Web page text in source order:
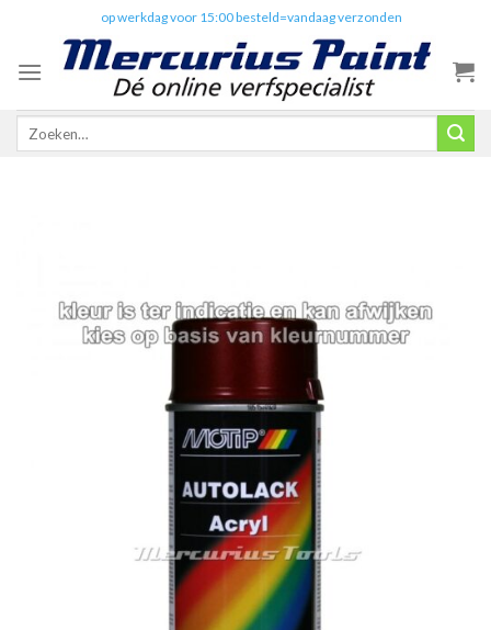
content
op werkdag voor 15:00 besteld=vandaag verzonden
Zoeken